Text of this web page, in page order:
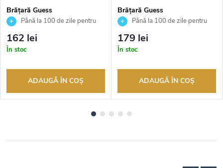
Brățară Guess
JUBB05022JWRHS
Până la 100 de zile pentru
returnarea bunurilor. Vânzător
autorizat
162 lei
În stoc
ADAUGĂ ÎN COŞ
Brățară Guess
JUBB04549JWYGS
Până la 100 de zile pentru
returnarea bunurilor. Vânzător
autorizat
179 lei
În stoc
ADAUGĂ ÎN COŞ